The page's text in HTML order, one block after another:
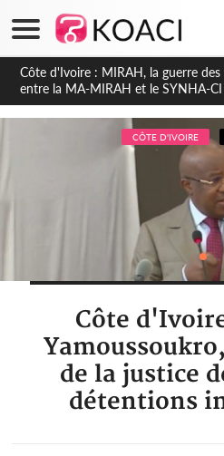
Côte d'Ivoire : Indépendance 2026,
environnement démocratique plus
CÔTE D'IVOIRE
Côte
de la justice
détentions